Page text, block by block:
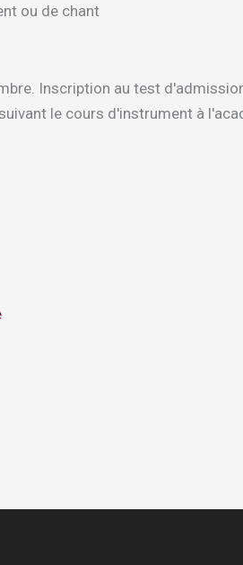
ou de chant
Inscription au test
le cours d'instrument à